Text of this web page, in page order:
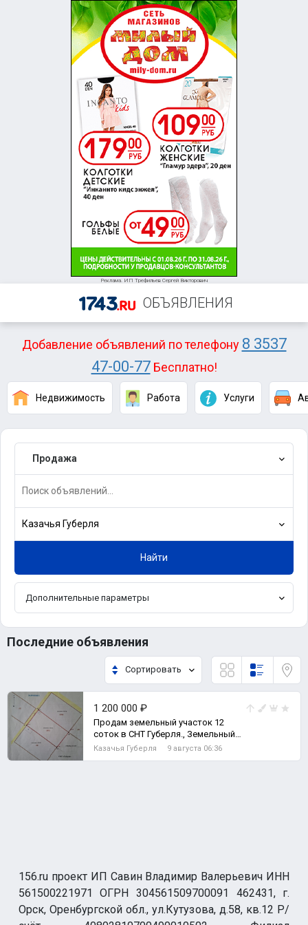
Реклама. ИП Трефильев Сергей Викторович
ОБЪЯВЛЕНИЯ
Добавление объявлений по телефону 8 3537
47-00-77Бесплатно!
Недвижимость Работа Услуги
Продажа
Казачья Губерля
Найти
Дополнительные параметры
Последние объявления
Сортировать
1 200 000 ₽
Продам земельный участок 12
соток в СНТ Губерля., Земельный
участок
Казачья Губерля 9 августа 06:36
156.ru проект ИП Савин Владимир Валерьевич ИНН
561500221971 ОГРН 304561509700091 462431, г.
Орск, Оренбургской обл., ул.Кутузова, д.58, кв.12 Р/